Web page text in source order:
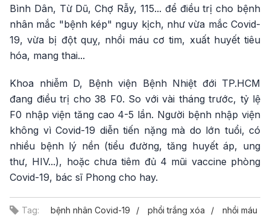
Bình Dân, Từ Dũ, Chợ Rẫy, 115... để điều trị cho bệnh
nhân mắc "bệnh kép" nguy kịch, như vừa mắc Covid-
19, vừa bị đột quỵ, nhồi máu cơ tim, xuất huyết tiêu
hóa, mang thai...
Khoa nhiễm D, Bệnh viện Bệnh Nhiệt đới TP.HCM
đang điều trị cho 38 F0. So với vài tháng trước, tỷ lệ
F0 nhập viện tăng cao 4-5 lần. Người bệnh nhập viện
không vì Covid-19 diễn tiến nặng mà do lớn tuổi, có
nhiều bệnh lý nền (tiểu đường, tăng huyết áp, ung
thư, HIV...), hoặc chưa tiêm đủ 4 mũi vaccine phòng
Covid-19, bác sĩ Phong cho hay.
Tag: bệnh nhân Covid-19 phổi trắng xóa
nhồi máu